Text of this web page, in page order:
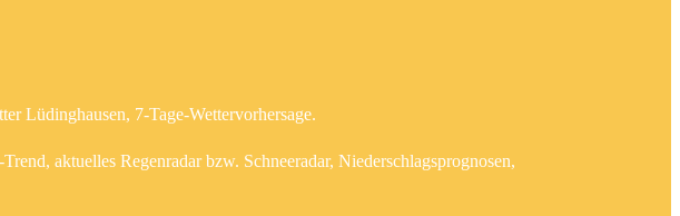
Lüdinghausen, 7-Tage-Wettervorhersage.
aktuelles Regenradar bzw. Schneeradar, Niederschlagsprognosen,